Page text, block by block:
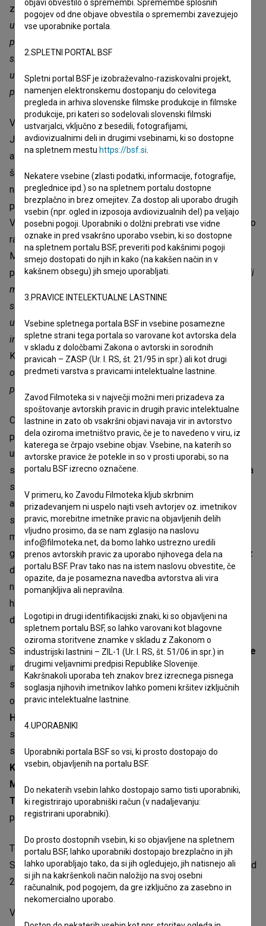
zapisala: »Film slavi drznost in svobodo razmišljanja izven
uveljavljenih okvirjev. Ponuja poglobljen vpogled v
pomemben del slovenske umetniške zgodovine in hkrati
služi kot navdih za sodobne in prihodnje generacije
ustvarjalcev, kjer meje med mogočim in nemogočim
postanejo poligon za umetniško izražanje.«
V Sloveniji, takrat še eni od republik socialistične
Jugoslavije, je med letoma 1965 in 1971 delovalo
avantgardno umetniško gibanje, znano kot Skupina OHO, ki
še danes navdihuje številne umetnike. OHO velja za enega
najzanimivejših, najkompleksnejših in najpomembnejših
primerov povojne avantgardne umetnosti v Srednji in
Vzhodni Evropi. Bili so med prvimi iz Vzhodne Evrope, ki so
razstavljali v newyorškem Muzeju moderne umetnosti
MoMA. Po tem velikem uspehu je leta 1971 skupina
prenehala obstajati.»OHO je dokaz, da so se v Sloveniji tudi
med socializmom dogajale stvari, ki so premikale meje. Ne
samo v gospodarstvu, znanosti in športu, ampak tudi v
umetnosti. Ohojevska kreativnost in subverzivnost sta
inspirativni še danes, po več kot pol stoletja,«pravi Damjan
Kozole in dodaja:»Ta film ponuja edinstveno izkušnjo, da
ohojevske projekte vidite na velikem platnu. Takšne
priložnosti verjetno ne bo več.«
OHO ni bil le umetniški kolektiv, temveč izjemen kulturni
pojav, ki se je z vidnim in nematerialnim ukvarjal skozi
umetnost, filozofijo, sociologijo in znanost ter zagovarjal
sobivanje z zemljo in naravo. V šestdesetih letih prejšnjega
stoletja so že postavljali pomembna vprašanja o
antropocentrizmu, ekologiji in ekonomiji umetnosti. Po
skupini se imenuje tudi osrednja nacionalna nagrada za
mlade vizualne umetnike v Sloveniji. Dokumentarni film o
gibanju in skupini OHO režiserja Damjana Kozoleta, bogat z
doslej še ne videnim gradivom, prvič celovito predstavi ta
navdihujoči fenomen prepletanja umetnosti in življenja ter
hkrati raziskuje, kaj nam lahko njihove ideje ponudijo za
današnji čas.
Scenarij za film so napisali Urška Jurman, Damjan Kozole
in
Matic Drakulić, glasbaLaibach, direktorja fotografije
staSašo ŠtihinZala Opara, montažer jeMatic Drakulić
oblikovalec zvokaJulij Zornik
Hočevar
soprodukciji z
sodelujejoMarko Pogačnik,Iztok Geister,Naško
Križnar,Milenko Matanovič,David Nez
Marika Pogačnik
, Marina Abramović Biljana Tomić,
Tomaž BrejcinJeša Denegri. Film je nastal s finančno
podporo Slovenskega filmskega centra.
Te dni bo film na ogled tudi na Festivalu avtorskega filma v
Srbiji, slovensko občinstvo pa si ga bo po premieri lahko od
29. novembra ogledalo na projekcijah v Slovenski kinoteki.
Vir: Slovenski filmski center
objavi obvestilo o spremembi. Spremembe splošnih
pogojev od dne objave obvestila o spremembi zavezujejo
vse uporabnike portala.
2.SPLETNI PORTAL BSF
Spletni portal BSF je izobraževalno-raziskovalni projekt,
namenjen elektronskemu dostopanju do celovitega
pregleda in arhiva slovenske filmske produkcije in filmske
produkcije, pri kateri so sodelovali slovenski filmski
ustvarjalci, vključno z besedili, fotografijami,
avdiovizualnimi deli in drugimi vsebinami, ki so dostopne
na spletnem mestu https://bsf.si
Nekatere vsebine (zlasti podatki, informacije, fotografije,
preglednice ipd.) so na spletnem portalu dostopne
brezplačno in brez omejitev. Za dostop ali uporabo drugih
vsebin (npr. ogled in izposoja avdiovizualnih del) pa veljajo
posebni pogoji. Uporabniki o dolžni prebrati vse vidne
oznake in pred vsakršno uporabo vsebin, ki so dostopne
na spletnem portalu BSF, preveriti pod kakšnimi pogoji
smejo dostopati do njih in kako (na kakšen način in v
kakšnem obsegu) jih smejo uporabljati.
3.PRAVICE INTELEKTUALNE LASTNINE
Vsebine spletnega portala BSF in vsebine posamezne
spletne strani tega portala so varovane kot avtorska dela
v skladu z določbami Zakona o avtorski in sorodnih
pravicah – ZASP (Ur. l. RS, št. 21/95 in spr.) ali kot drugi
predmeti varstva s pravicami intelektualne lastnine.
Zavod Filmoteka si v največji možni meri prizadeva za
spoštovanje avtorskih pravic in drugih pravic intelektualne
lastnine in zato ob vsakršni objavi navaja vir in avtorstvo
dela oziroma imetništvo pravic, če je to navedeno v viru, iz
katerega se črpajo vsebine objav. Vsebine, na katerih so
avtorske pravice že potekle in so v prosti uporabi, so na
portalu BSF izrecno označene.
V primeru, ko Zavodu Filmoteka kljub skrbnim
prizadevanjem ni uspelo najti vseh avtorjev oz. imetnikov
pravic, morebitne imetnike pravic na objavljenih delih
vljudno prosimo, da se nam zglasijo na naslovu
info@filmoteka.net, da bomo lahko ustrezno uredili
prenos avtorskih pravic za uporabo njihovega dela na
portalu BSF. Prav tako nas na istem naslovu obvestite, če
opazite, da je posamezna navedba avtorstva ali vira
pomanjkljiva ali nepravilna.
Logotipi in drugi identifikacijski znaki, ki so objavljeni na
spletnem portalu BSF, so lahko varovani kot blagovne
oziroma storitvene znamke v skladu z Zakonom o
industrijski lastnini – ZIL-1 (Ur. l. RS, št. 51/06 in spr.) in
drugimi veljavnimi predpisi Republike Slovenije.
Kakršnakoli uporaba teh znakov brez izrecnega pisnega
soglasja njihovih imetnikov lahko pomeni kršitev izključnih
pravic intelektualne lastnine.
4.UPORABNIKI
Uporabniki portala BSF so vsi, ki prosto dostopajo do
vsebin, objavljenih na portalu BSF.
Do nekaterih vsebin lahko dostopajo samo tisti uporabniki,
ki registrirajo uporabniški račun (v nadaljevanju:
registrirani uporabniki).
Do prosto dostopnih vsebin, ki so objavljene na spletnem
portalu BSF, lahko uporabniki dostopajo brezplačno in jih
lahko uporabljajo tako, da si jih ogledujejo, jih natisnejo ali
si jih na kakršenkoli način naložijo na svoj osebni
računalnik, pod pogojem, da gre izključno za zasebno in
nekomercialno uporabo.